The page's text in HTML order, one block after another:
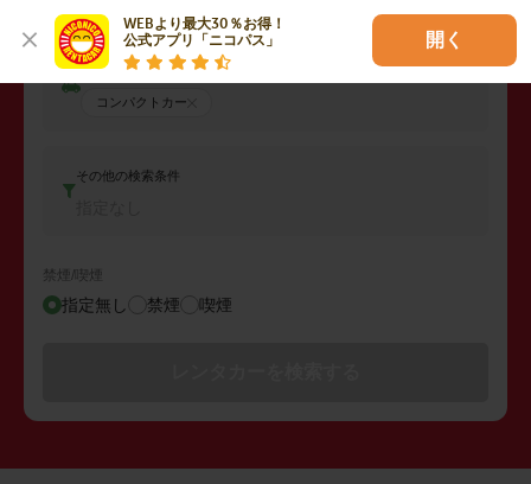
WEBより最大30％お得！
公式アプリ「ニコパス」
開く
車両タイプ
コンパクトカー
その他の検索条件
禁煙/喫煙
指定無し 禁煙 喫煙